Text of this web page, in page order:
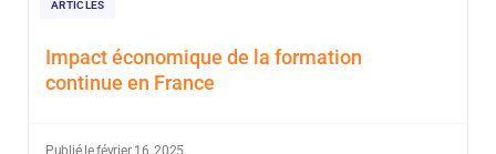
ARTICLES
Impact économique de la formation
continue en France
Publié le février 16, 2025